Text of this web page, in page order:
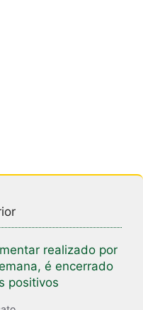
realizado por
é encerrado
positivos